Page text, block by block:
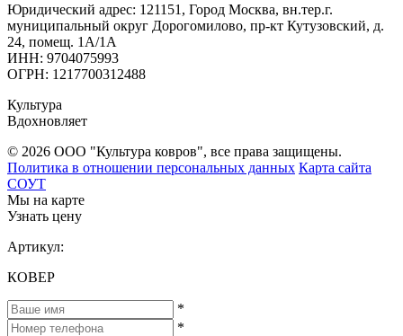
Юридический адрес: 121151, Город Москва, вн.тер.г.
муниципальный округ Дорогомилово, пр-кт Кутузовский, д.
24, помещ. 1А/1А
ИНН: 9704075993
ОГРН: 1217700312488
Культура
Вдохновляет
© 2026 ООО "Культура ковров", все права защищены.
Политика в отношении персональных данных Карта сайта
СОУТ
Мы на карте
Узнать цену
Артикул:
КОВЕР
*
*